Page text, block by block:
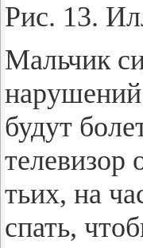
Рис. 13.
Маль­чик
будут
те­ле­ви­зор
тьих, на
спать,